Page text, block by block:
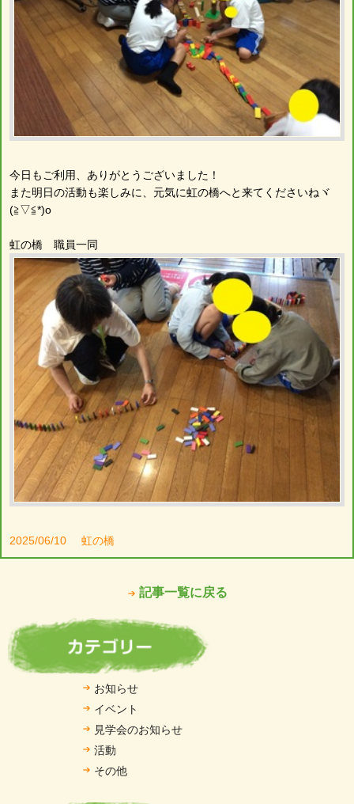
今日もご利用、ありがとうございました！
また明日の活動も楽しみに、元気に虹の橋へと来てくださいねヾ
(≧▽≦*)o
虹の橋 職員一同
2025/06/10 虹の橋
記事一覧に戻る
お知らせ
イベント
見学会のお知らせ
活動
その他